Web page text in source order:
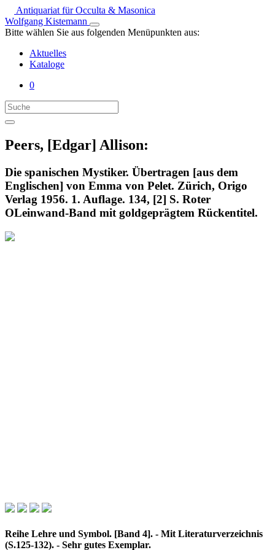
Antiquariat für Occulta & Masonica
Wolfgang Kistemann
Bitte wählen Sie aus folgenden Menüpunkten aus:
Aktuelles
Kataloge
0
Peers, [Edgar] Allison:
Die spanischen Mystiker. Übertragen [aus dem
Englischen] von Emma von Pelet. Zürich, Origo
Verlag 1956. 1. Auflage. 134, [2] S. Roter
OLeinwand-Band mit goldgeprägtem Rückentitel.
Reihe Lehre und Symbol. [Band 4]. - Mit Literaturverzeichnis
(S.125-132). - Sehr gutes Exemplar.